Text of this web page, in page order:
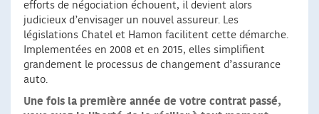
efforts de négociation échouent, il devient alors
judicieux d’envisager un nouvel assureur. Les
législations Chatel et Hamon facilitent cette démarche.
Implementées en 2008 et en 2015, elles simplifient
grandement le processus de changement d’assurance
auto.
Une fois la première année de votre contrat passé,